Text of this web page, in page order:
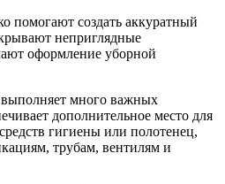
помогают создать аккуратный
неприглядные
оформление уборной
выполняет много важных
дополнительное место для
гигиены или полотенец,
трубам, вентилям и